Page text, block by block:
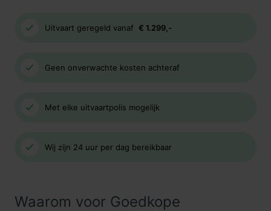
Uitvaart geregeld vanaf € 1.299,-
Geen onverwachte kosten achteraf
Met elke uitvaartpolis mogelijk
Wij zijn 24 uur per dag bereikbaar
Waarom voor Goedkope